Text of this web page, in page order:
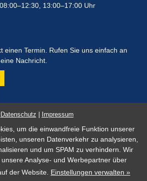
08:00–12:30, 13:00–17:00 Uhr
einen Termin. Rufen Sie uns einfach an
Nachricht.
Barrierefreiheit
Cookie Einstellungen
Marketing byWinLocal
Datenschutz Impressum
um die einwandfreie Funktion unserer
unseren Datenverkehr zu analysieren,
und um SPAM zu verhindern. Wir
Analyse- und Werbepartner über
der Website. Einstellungen verwalten »